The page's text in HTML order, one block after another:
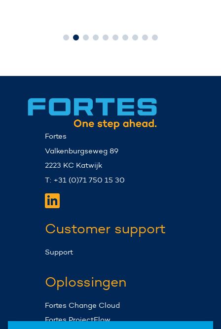
Fortes
Valkenburgseweg 89
2223 KC Katwijk
T: +31 (0)71 750 15 30
Customer support
Support
Oplossingen
Fortes Change Cloud
Fortes ProjectFlow